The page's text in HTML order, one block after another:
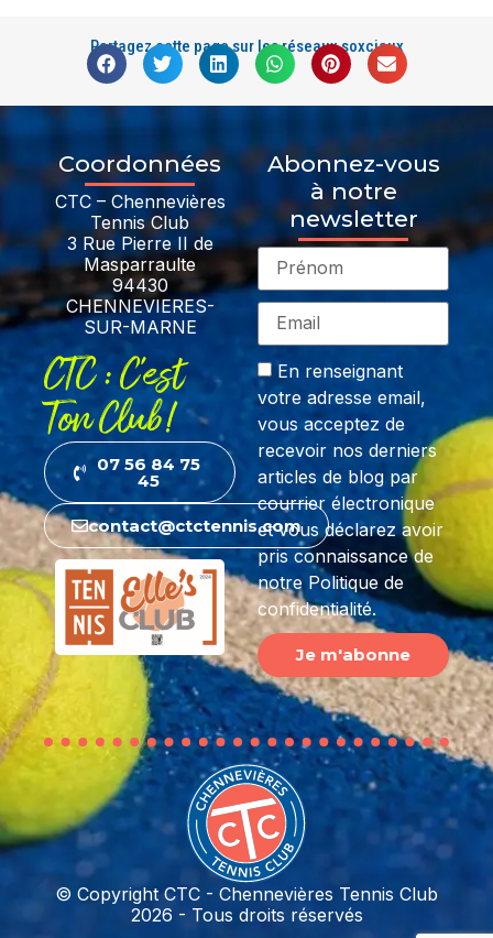
Partagez cette page sur les réseaux soxciaux
Coordonnées
CTC – Chennevières
Tennis Club
3 Rue Pierre II de
Masparraulte
94430
CHENNEVIERES-
SUR-MARNE
CTC : C'est
Ton Club!
07 56 84 75
45
contact@ctctennis.com
Abonnez-vous
à notre
newsletter
En renseignant
votre adresse email,
vous acceptez de
recevoir nos derniers
articles de blog par
courrier électronique
et vous déclarez avoir
pris connaissance de
notre Politique de
confidentialité.
Je m'abonne
© Copyright CTC - Chennevières Tennis Club
2026 - Tous droits réservés